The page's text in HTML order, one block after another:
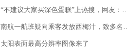
“不建议大家买深色蛋糕”上热搜，网友：天塌了！
南航一航班疑向乘客发放西梅汁，致多名乘客在飞行途中排队上厕所！乘客：机上100多人只有2个厕所；客服回应：并非每架飞机都会发放西梅汁
太阳表面最高分辨率图像来了